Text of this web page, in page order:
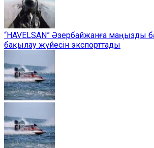
“HAVELSAN” Әзербайжанға маңызды
бақылау жүйесін экспорттады